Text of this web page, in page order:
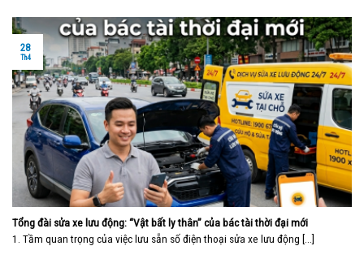
Tổng đài sửa xe lưu động: “Vật bất ly thân” của bác tài thời đại mới
1. Tầm quan trọng của việc lưu sẵn số điện thoại sửa xe lưu động [...]
28
Th4